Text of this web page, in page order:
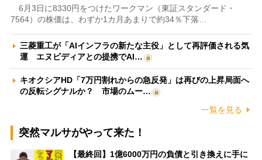
6月3日に8330円をつけたワークマン（東証スタンダード・
7564）の株価は、わずか1カ月あまりで約34％下落…
三菱重工が「AIインフラの新たな主役」として再評価される気
運 エヌビディアとの提携でAI…
キオクシアHD「7万円割れからの急反発」は再びの上昇局面へ
の反転シグナルか？ 市場のムー…
一覧を見る
突然マルサがやって来た！
【最終回】1億6000万円の負債と引き換えに手に